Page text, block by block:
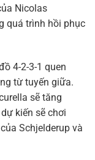
Nicolas
quá trình hồi phục
4-2-3-1 quen
từ tuyến giữa.
sẽ tăng
kiến sẽ chơi
Schjelderup và